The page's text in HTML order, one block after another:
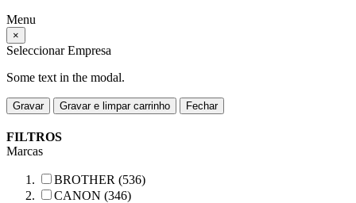
Menu
×
Seleccionar Empresa
Some text in the modal.
Gravar Gravar e limpar carrinho Fechar
FILTROS
Marcas
BROTHER (536)
CANON (346)